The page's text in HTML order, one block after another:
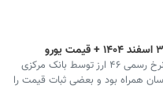
نرخ ارز در صرافی ملی و نرخ رسمی ۴۶ ارز توسط بانک مرکزی
همراه بود و بعضی ثبات قیمت را